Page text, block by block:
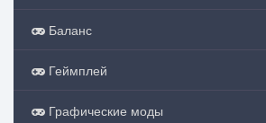
Баланс
Геймплей
Графические моды